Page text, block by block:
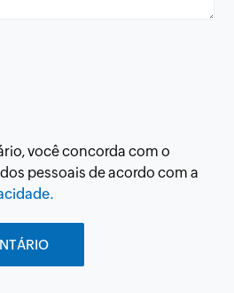
você concorda com o
pessoais de acordo com a